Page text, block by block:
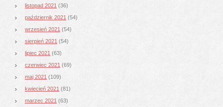
listopad 2021 (36)
październik 2021 (54)
wrzesień 2021 (54)
sierpień 2021 (54)
lipiec 2021 (63)
czerwiec 2021 (69)
maj 2021 (109)
kwiecień 2021 (81)
marzec 2021 (63)